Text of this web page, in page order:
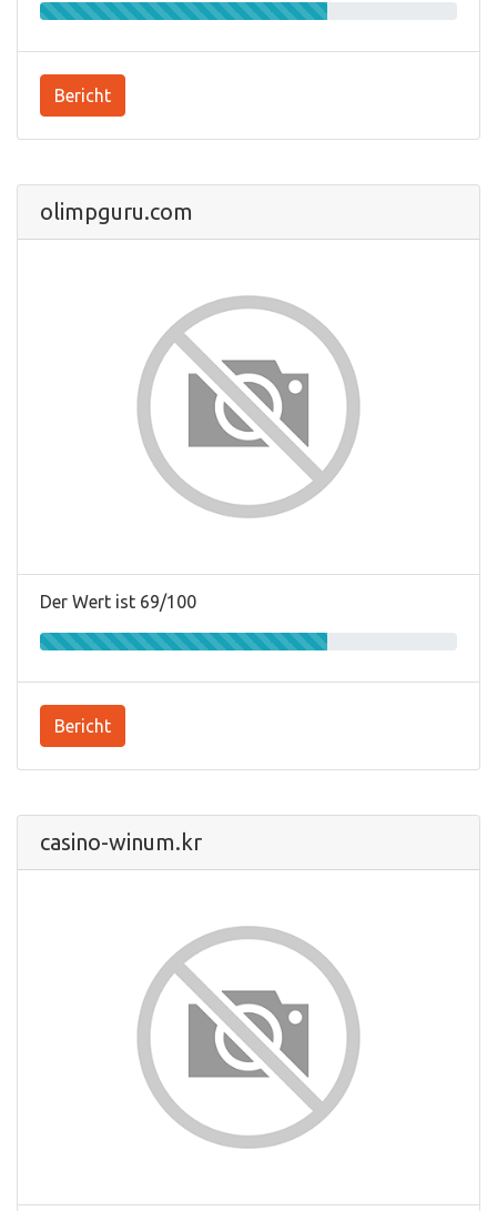
Bericht
olimpguru.com
Der Wert ist 69/100
Bericht
casino-winum.kr